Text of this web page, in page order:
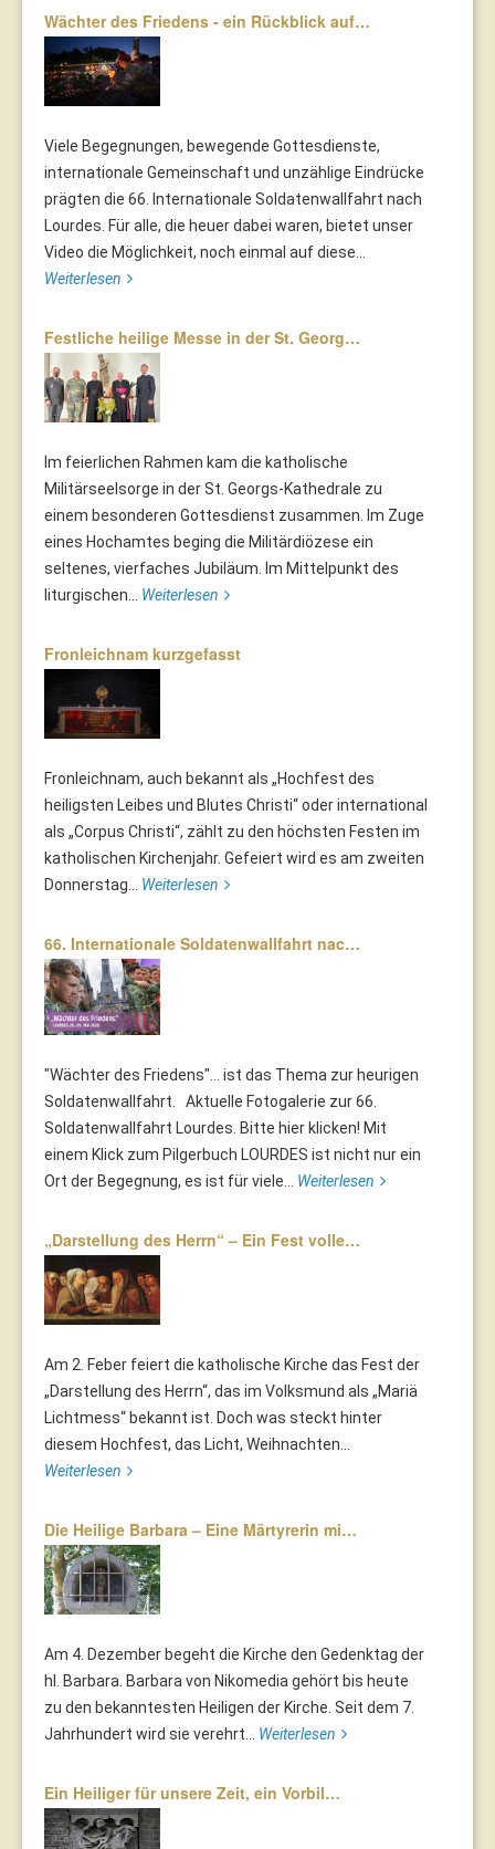
Wächter des Friedens - ein Rückblick auf…
Viele Begegnungen, bewegende Gottesdienste,
internationale Gemeinschaft und unzählige Eindrücke
prägten die 66. Internationale Soldatenwallfahrt nach
Lourdes. Für alle, die heuer dabei waren, bietet unser
Video die Möglichkeit, noch einmal auf diese...
Weiterlesen
Festliche heilige Messe in der St. Georg…
Im feierlichen Rahmen kam die katholische
Militärseelsorge in der St. Georgs-Kathedrale zu
einem besonderen Gottesdienst zusammen. Im Zuge
eines Hochamtes beging die Militärdiözese ein
seltenes, vierfaches Jubiläum. Im Mittelpunkt des
liturgischen... Weiterlesen
Fronleichnam kurzgefasst
Fronleichnam, auch bekannt als „Hochfest des
heiligsten Leibes und Blutes Christi“ oder international
als „Corpus Christi“, zählt zu den höchsten Festen im
katholischen Kirchenjahr. Gefeiert wird es am zweiten
Donnerstag... Weiterlesen
66. Internationale Soldatenwallfahrt nac…
"Wächter des Friedens"... ist das Thema zur heurigen
Soldatenwallfahrt. Aktuelle Fotogalerie zur 66.
Soldatenwallfahrt Lourdes. Bitte hier klicken! Mit
einem Klick zum Pilgerbuch LOURDES ist nicht nur ein
Ort der Begegnung, es ist für viele... Weiterlesen
„Darstellung des Herrn“ – Ein Fest volle…
Am 2. Feber feiert die katholische Kirche das Fest der
„Darstellung des Herrn“, das im Volksmund als „Mariä
Lichtmess“ bekannt ist. Doch was steckt hinter
diesem Hochfest, das Licht, Weihnachten...
Weiterlesen
Die Heilige Barbara – Eine Märtyrerin mi…
Am 4. Dezember begeht die Kirche den Gedenktag der
hl. Barbara. Barbara von Nikomedia gehört bis heute
zu den bekanntesten Heiligen der Kirche. Seit dem 7.
Jahrhundert wird sie verehrt... Weiterlesen
Ein Heiliger für unsere Zeit, ein Vorbil…